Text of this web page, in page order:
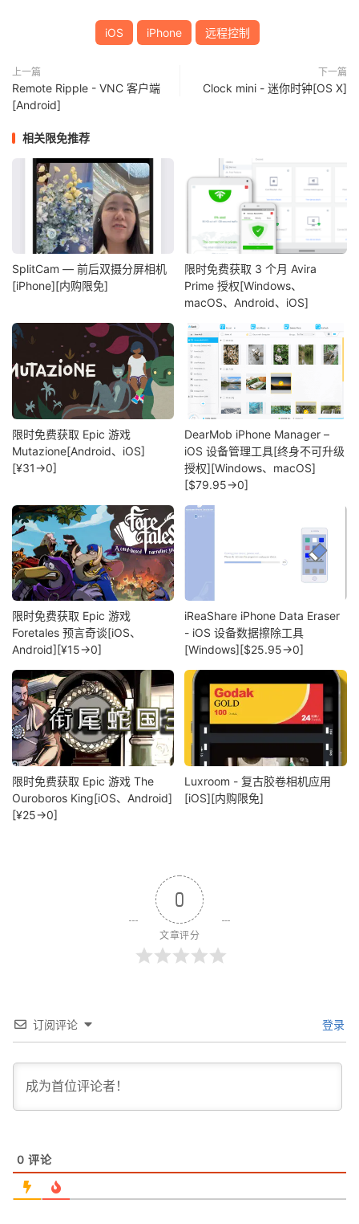
iOS iPhone 远程控制
上一篇
Remote Ripple - VNC 客户端
[Android]
下一篇
Clock mini - 迷你时钟[OS X]
相关限免推荐
SplitCam — 前后双摄分屏相机
[iPhone][内购限免]
限时免费获取 3 个月 Avira
Prime 授权[Windows、
macOS、Android、iOS]
限时免费获取 Epic 游戏
Mutazione[Android、iOS]
[¥31→0]
DearMob iPhone Manager –
iOS 设备管理工具[终身不可升级
授权][Windows、macOS]
[$79.95→0]
限时免费获取 Epic 游戏
Foretales 预言奇谈[iOS、
Android][¥15→0]
iReaShare iPhone Data Eraser
- iOS 设备数据擦除工具
[Windows][$25.95→0]
限时免费获取 Epic 游戏 The
Ouroboros King[iOS、Android]
[¥25→0]
Luxroom - 复古胶卷相机应用
[iOS][内购限免]
0
文章评分
订阅评论 登录
0 评论